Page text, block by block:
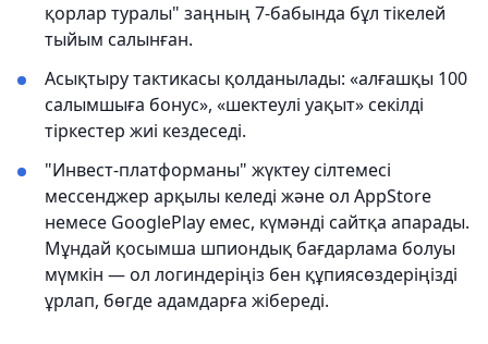
қорлар туралы" заңның 7-бабында бұл тікелей
тыйым салынған.
Асықтыру тактикасы қолданылады: «алғашқы 100
салымшыға бонус», «шектеулі уақыт» секілді
тіркестер жиі кездеседі.
"Инвест-платформаны" жүктеу сілтемесі
мессенджер арқылы келеді және ол AppStore
немесе GooglePlay емес, күмәнді сайтқа апарады.
Мұндай қосымша шпиондық бағдарлама болуы
мүмкін — ол логиндеріңіз бен құпиясөздеріңізді
ұрлап, бөгде адамдарға жібереді.